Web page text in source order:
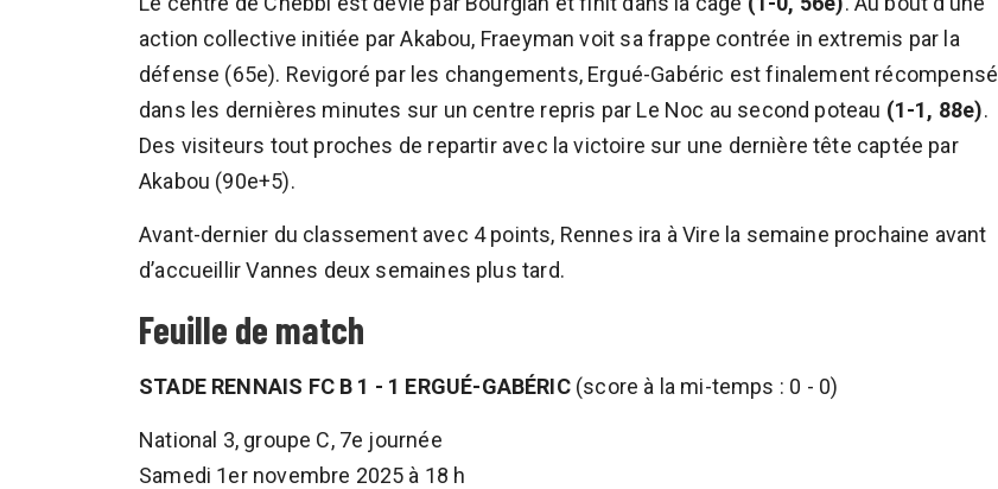
action collective initiée par Akabou, Fraeyman voit sa frappe contrée in extremis par la
défense (65e). Revigoré par les changements, Ergué-Gabéric est finalement récompensé
dans les dernières minutes sur un centre repris par Le Noc au second poteau (1-1, 88e).
Des visiteurs tout proches de repartir avec la victoire sur une dernière tête captée par
Akabou (90e+5).
Avant-dernier du classement avec 4 points, Rennes ira à Vire la semaine prochaine avant
d’accueillir Vannes deux semaines plus tard.
Feuille de match
STADE RENNAIS FC B 1 - 1 ERGUÉ-GABÉRIC(score à la mi-temps : 0 - 0)
National 3, groupe C, 7e journée
Samedi 1er novembre 2025 à 18 h